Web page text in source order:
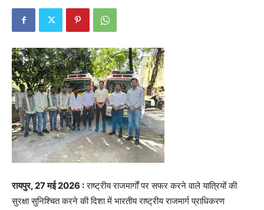
रायपुर, 27 मई 2026 :राष्ट्रीय राजमार्गों पर सफर करने वाले यात्रियों की
सुरक्षा सुनिश्चित करने की दिशा में भारतीय राष्ट्रीय राजमार्ग प्राधिकरण